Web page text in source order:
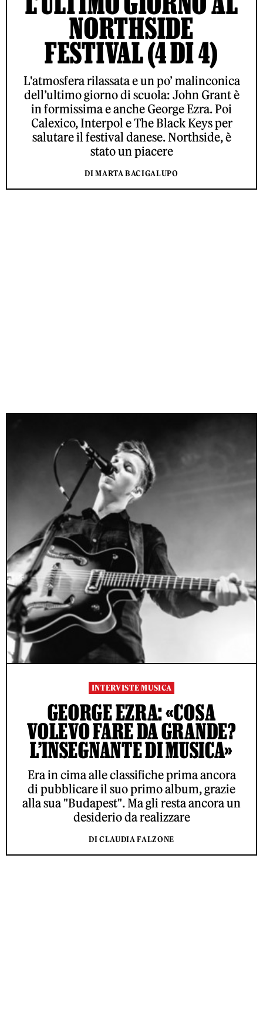
NORTHSIDE
FESTIVAL (4 DI 4)
L'atmosfera rilassata e un po’ malinconica
dell’ultimo giorno di scuola: John Grant è
in formissima e anche George Ezra. Poi
Calexico, Interpol e The Black Keys per
salutare il festival danese. Northside, è
stato un piacere
DI MARTA BACIGALUPO
INTERVISTE MUSICA
GEORGE EZRA: «COSA
VOLEVO FARE DA GRANDE?
L’INSEGNANTE DI MUSICA»
Era in cima alle classifiche prima ancora
di pubblicare il suo primo album, grazie
alla sua "Budapest". Ma gli resta ancora un
desiderio da realizzare
DI CLAUDIA FALZONE